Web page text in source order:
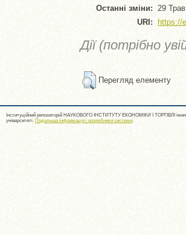
Останні зміни: 29
URI:
https://
Дії (потрібно
Перегляд елементу
Інституційний репозиторій НАУКОВОГО ІНСТИТУТУ ЕКОНОМІКИ І ТОРГІВЛІ
університеті. Подальша інформація і розробники системи